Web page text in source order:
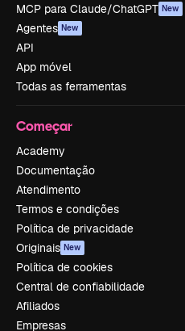
MCP para Claude/ChatGPT New
Agentes New
API
App móvel
Todas as ferramentas
Começar
Academy
Documentação
Atendimento
Termos e condições
Política de privacidade
Originais New
Política de cookies
Central de confiabilidade
Afiliados
Empresas